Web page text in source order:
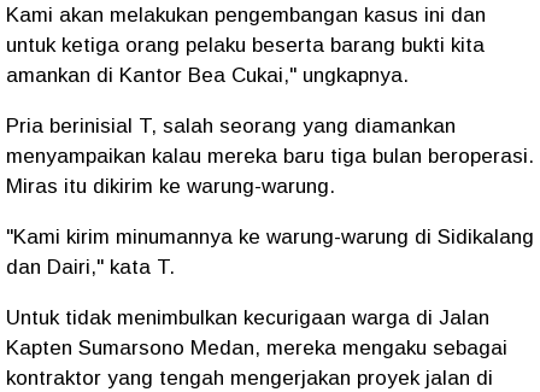
Kami akan melakukan pengembangan kasus ini dan
untuk ketiga orang pelaku beserta barang bukti kita
amankan di Kantor Bea Cukai," ungkapnya.
Pria berinisial T, salah seorang yang diamankan
menyampaikan kalau mereka baru tiga bulan beroperasi.
Miras itu dikirim ke warung-warung.
"Kami kirim minumannya ke warung-warung di Sidikalang
dan Dairi," kata T.
Untuk tidak menimbulkan kecurigaan warga di Jalan
Kapten Sumarsono Medan, mereka mengaku sebagai
kontraktor yang tengah mengerjakan proyek jalan di